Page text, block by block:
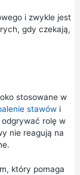
i zwykle jest
gdy czekają,
stosowane w
stawówi
rolę w
nie reagują na
który pomaga